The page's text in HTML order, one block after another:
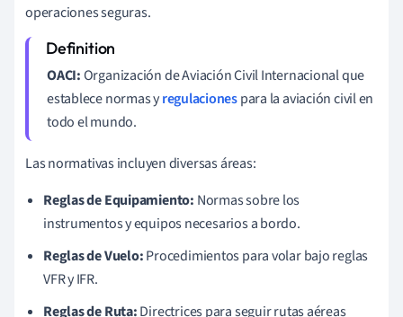
operaciones seguras.
OACI:Organización de Aviación Civil Internacional que
establece normas yregulacionespara la aviación civil en
todo el mundo.
Las normativas incluyen diversas áreas:
Reglas de Equipamiento: Normas sobre los
instrumentos y equipos necesarios a bordo.
Reglas de Vuelo:Procedimientos para volar bajo reglas
VFR y IFR.
Reglas de Ruta:Directrices para seguir rutas aéreas